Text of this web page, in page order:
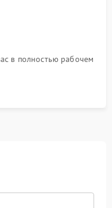
в полностью рабочем